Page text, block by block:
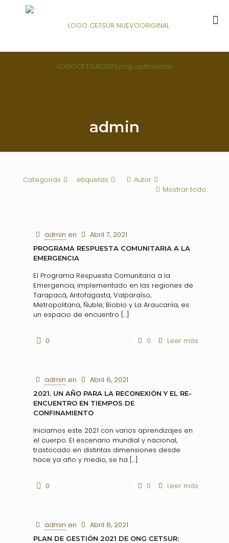
admin
Categorias etiquetas
Autor
Mostrar todo
admin en Abril 7, 2021
PROGRAMA RESPUESTA COMUNITARIA A LA
EMERGENCIA
El Programa Respuesta Comunitaria a la
Emergencia, implementado en las regiones de
Tarapacá, Antofagasta, Valparaíso,
Metropolitana, Ñuble, Biobío y La Araucanía, es
un espacio de encuentro […]
0 0 Leer más
admin en Abril 6, 2021
2021. UN AÑO PARA LA RECONEXIÓN Y EL RE-
ENCUENTRO EN TIEMPOS DE
CONFINAMIENTO
Iniciamos este 2021 con varios aprendizajes en
el cuerpo. El escenario mundial y nacional,
trastocado en distintas dimensiones desde
hace ya año y medio, se ha […]
0 0 Leer más
admin en Abril 6, 2021
PLAN DE GESTIÓN 2021 DE ONG CETSUR: